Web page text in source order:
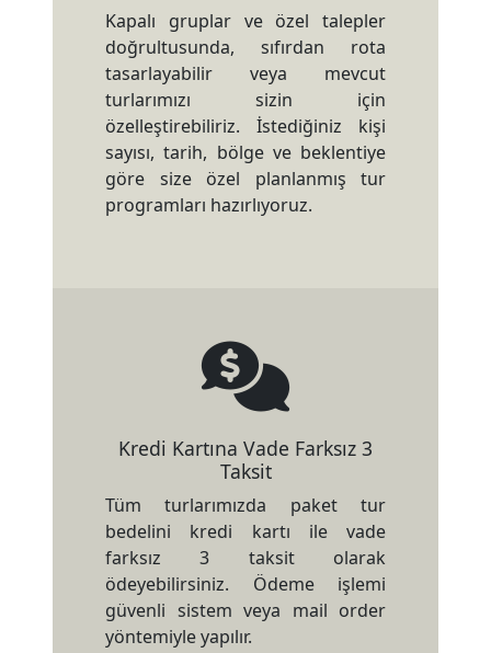
Kapalı gruplar ve özel talepler
doğrultusunda, sıfırdan rota
tasarlayabilir veya mevcut
turlarımızı sizin için
özelleştirebiliriz. İstediğiniz kişi
sayısı, tarih, bölge ve beklentiye
göre size özel planlanmış tur
programları hazırlıyoruz.
Kredi Kartına Vade Farksız 3
Taksit
Tüm turlarımızda paket tur
bedelini kredi kartı ile vade
farksız 3 taksit olarak
ödeyebilirsiniz. Ödeme işlemi
güvenli sistem veya mail order
yöntemiyle yapılır.